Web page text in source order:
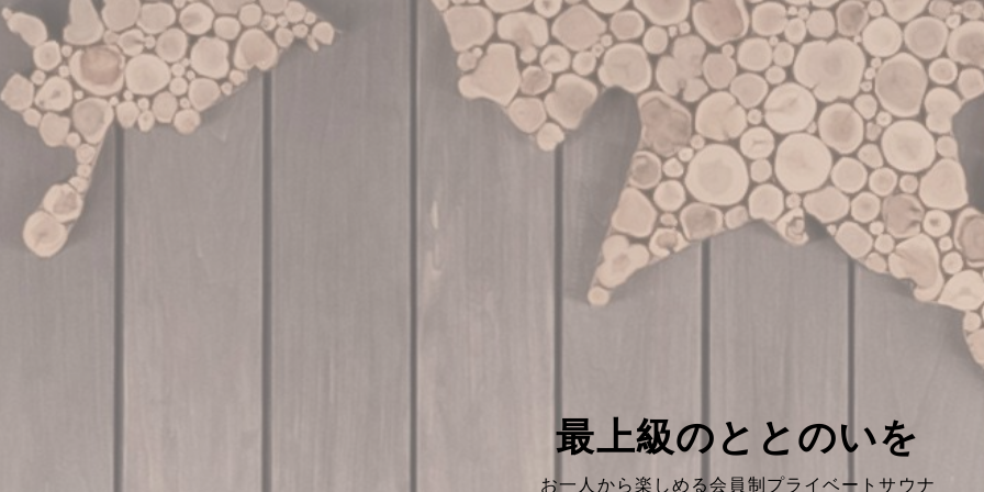
最上級のととのいを
お一人から楽しめる会員制プライベートサウナ